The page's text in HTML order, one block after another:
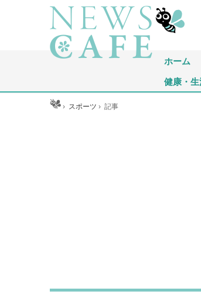
ホーム
健康・生
ホーム › スポーツ ›記事